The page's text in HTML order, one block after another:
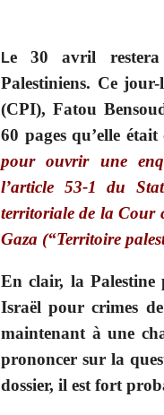
Le 30 avril restera
Palestiniens. Ce
(CPI), Fatou
60 pages qu’elle
pour ouvrir une
l’article 53-1 du
territoriale de la Cour
Gaza (“Territoire
En clair, la
Israël pour crimes
maintenant à une
prononcer sur la
dossier, il est fort